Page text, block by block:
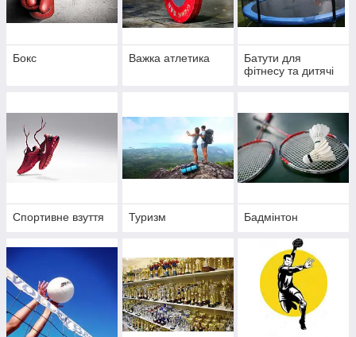
Бокс Важка атлетика
Батути для
фітнесу та дитячі
Спортивне взуття Туризм Бадмінтон